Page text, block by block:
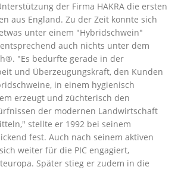
der Firma HAKRA die ersten
aus England. Zu der Zeit konnte sich
unter einem
Hybridschwein
auch nichts unter dem
Es bedurfte gerade in der
und Überzeugungskraft, den Kunden
in einem hygienisch
erzeugt und züchterisch den
der modernen Landwirtschaft
stellte er 1992 bei seinem
fest. Auch nach seinem aktiven
weiter für die PIC engagiert,
Später stieg er zudem in die